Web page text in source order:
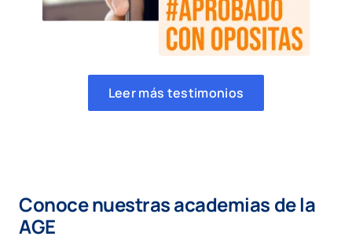
Leer más testimonios
Conoce nuestras academias de la
AGE